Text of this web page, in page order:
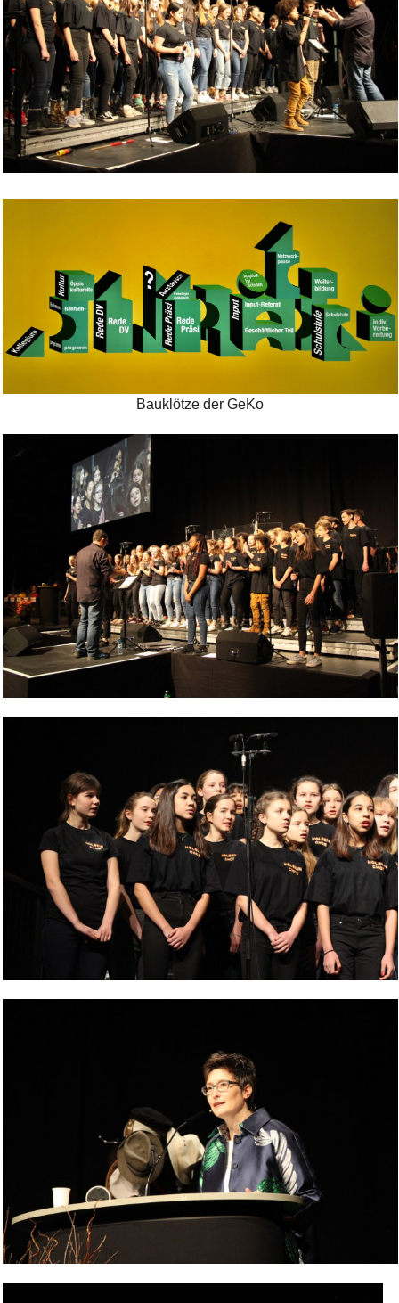
Bauklötze der GeKo